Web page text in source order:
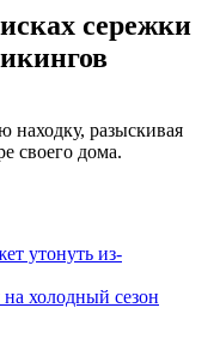
сережки
находку, разыскивая
своего дома.
утонуть из-
холодный сезон